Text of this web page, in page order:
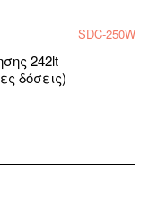
SDC-250W
242lt
δόσεις)